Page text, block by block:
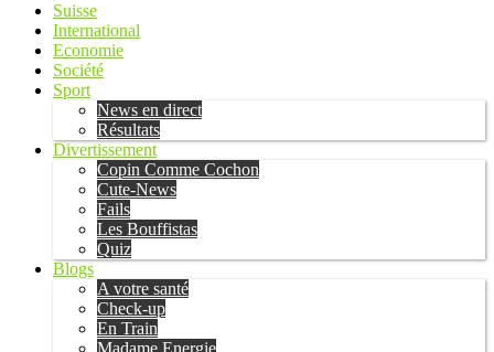
Suisse
International
Economie
Société
Sport
News en direct
Résultats
Divertissement
Copin Comme Cochon
Cute-News
Fails
Les Bouffistas
Quiz
Blogs
A votre santé
Check-up
En Train
Madame Energie